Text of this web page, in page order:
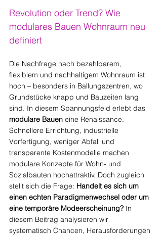
Revolution oder Trend? Wie
modulares Bauen Wohnraum neu
definiert
Die Nachfrage nach bezahlbarem,
flexiblem und nachhaltigem Wohnraum ist
hoch – besonders in Ballungszentren, wo
Grundstücke knapp und Bauzeiten lang
sind. In diesem Spannungsfeld erlebt das
modulare Bauen eine Renaissance.
Schnellere Errichtung, industrielle
Vorfertigung, weniger Abfall und
transparente Kostenmodelle machen
modulare Konzepte für Wohn- und
Sozialbauten hochattraktiv. Doch zugleich
stellt sich die Frage: Handelt es sich um
einen echten Paradigmenwechsel oder um
eine temporäre Modeerscheinung? In
diesem Beitrag analysieren wir
systematisch Chancen, Herausforderungen